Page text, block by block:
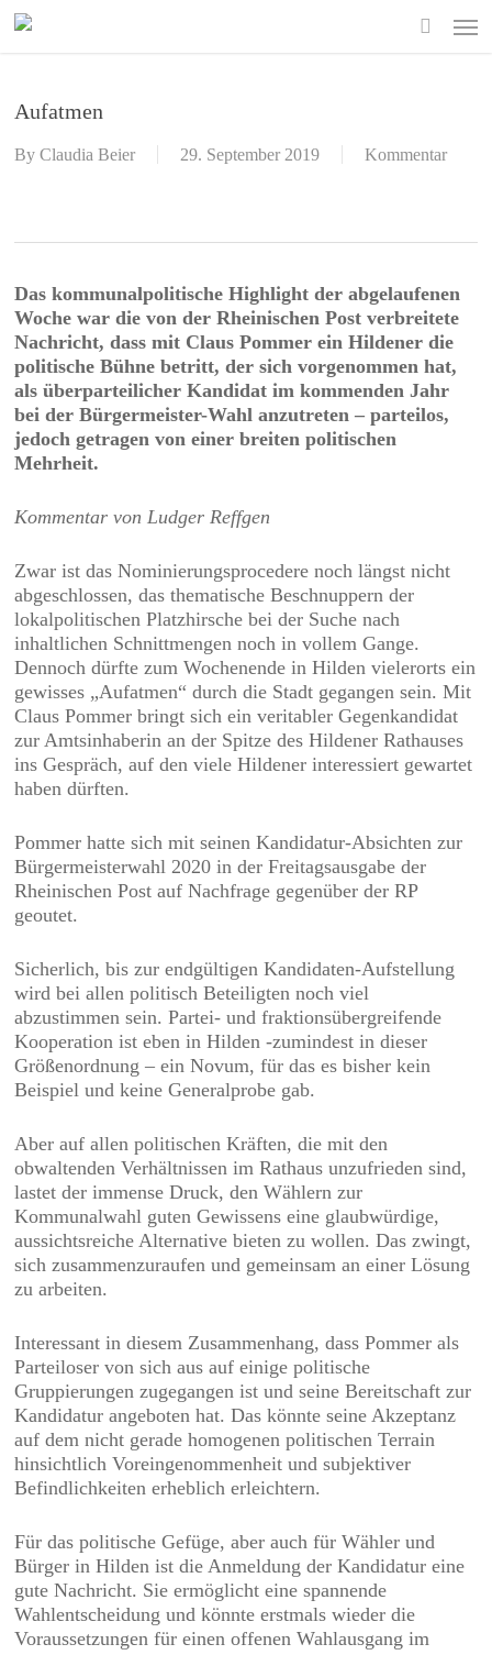
Skip
Aufatmen
By Claudia Beier 29. September 2019 Kommentar
Das kommunalpolitische Highlight der abgelaufenen
Woche war die von derRheinischen Post verbreitete
Nachricht, dass mit Claus Pommer ein Hildener die
politische Bühne betritt, der sich vorgenommen hat,
als überparteilicher Kandidat im kommenden Jahr
bei der Bürgermeister-Wahl anzutreten – parteilos,
jedoch getragen von einer breiten politischen
Mehrheit.
Kommentar von Ludger Reffgen
Zwar ist das Nominierungsprocedere noch längst nicht
abgeschlossen, das thematische Beschnuppern der
lokalpolitischen Platzhirsche bei der Suche nach
inhaltlichen Schnittmengen noch in vollem Gange.
Dennoch dürfte zum Wochenende in Hilden vielerorts ein
gewisses „Aufatmen“ durch die Stadt gegangen sein. Mit
Claus Pommer bringt sich ein veritabler Gegenkandidat
zur Amtsinhaberin an der Spitze des Hildener Rathauses
ins Gespräch, auf den viele Hildener interessiert gewartet
haben dürften.
Pommer hatte sich mit seinen Kandidatur-Absichten zur
Bürgermeisterwahl 2020 in der Freitagsausgabe der
Rheinischen Post auf Nachfrage gegenüber derRP
geoutet.
Sicherlich, bis zur endgültigen Kandidaten-Aufstellung
wird bei allen politisch Beteiligten noch viel
abzustimmen sein. Partei- und fraktionsübergreifende
Kooperation ist eben in Hilden -zumindest in dieser
Größenordnung – ein Novum, für das es bisher kein
Beispiel und keine Generalprobe gab.
Aber auf allen politischen Kräften, die mit den
obwaltenden Verhältnissen im Rathaus unzufrieden sind,
lastet der immense Druck, den Wählern zur
Kommunalwahl guten Gewissens eine glaubwürdige,
aussichtsreiche Alternative bieten zu wollen. Das zwingt,
sich zusammenzuraufen und gemeinsam an einer Lösung
zu arbeiten.
Interessant in diesem Zusammenhang, dass Pommer als
Parteiloser von sich aus auf einige politische
Gruppierungen zugegangen ist und seine Bereitschaft zur
Kandidatur angeboten hat. Das könnte seine Akzeptanz
auf dem nicht gerade homogenen politischen Terrain
hinsichtlich Voreingenommenheit und subjektiver
Befindlichkeiten erheblich erleichtern.
Für das politische Gefüge, aber auch für Wähler und
Bürger in Hilden ist die Anmeldung der Kandidatur eine
gute Nachricht. Sie ermöglicht eine spannende
Wahlentscheidung und könnte erstmals wieder die
Voraussetzungen für einen offenen Wahlausgang im